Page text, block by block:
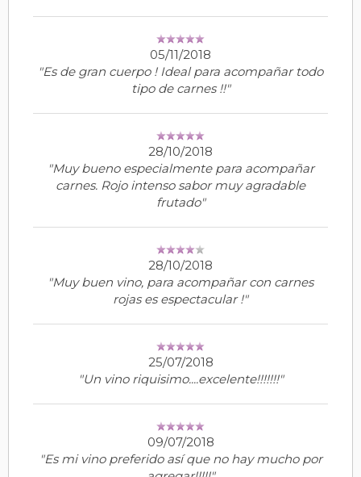
05/11/2018
"Es de gran cuerpo ! Ideal para acompañar todo
tipo de carnes !!"
28/10/2018
"Muy bueno especialmente para acompañar
carnes. Rojo intenso sabor muy agradable
frutado"
28/10/2018
"Muy buen vino, para acompañar con carnes
rojas es espectacular !"
25/07/2018
"Un vino riquisimo....excelente!!!!!!!"
09/07/2018
"Es mi vino preferido así que no hay mucho por